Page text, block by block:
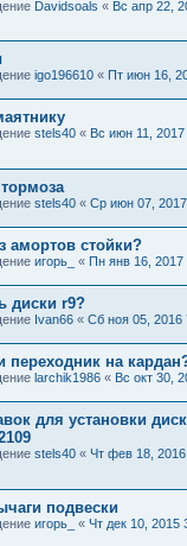
Davidsoals « Вс апр 22,
igo196610 « Пт июн 16,
stels40 « Вс июн 11,
stels40 « Ср июн 07,
амортов стойки?
игорь_ « Пн янв 16, 2017
диски r9?
Ivan66 « Сб ноя 05, 2016
переходник на
larchik1986 « Вс окт 30,
для установки
stels40 « Чт фев 18,
подвески
игорь_ « Чт дек 10, 2015